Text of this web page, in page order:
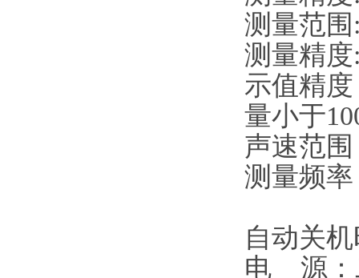
测量范围
测量精度
示值精度
量小于
声速范围
测量频
自动关
电 源：